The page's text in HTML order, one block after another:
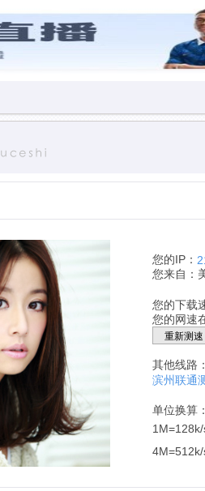
您的IP：
您来自：
您的下载
您的网速
重新测速
其他线路：
滨州联通
单位换算：